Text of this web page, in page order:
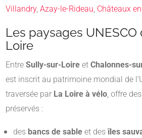
Villandry, Azay-le-Rideau, Châteaux
Les paysages UNESCO
Loire
Entre Sully-sur-Loire et Chalonnes-
est inscrit au patrimoine mondial de
traversée par La Loire à vélo, offre
préservés :
des bancs de sable et desîles